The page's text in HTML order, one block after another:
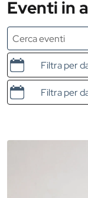
Eventi in
Data e ora di inizio
Data e ora di fine